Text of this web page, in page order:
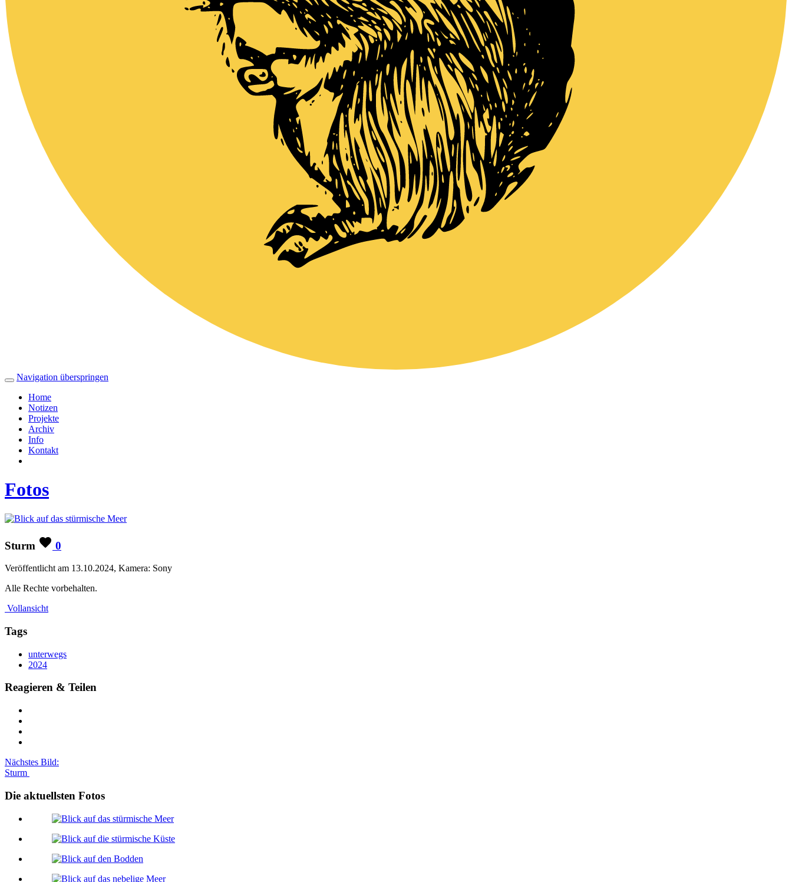
Navigation überspringen
Home
Notizen
Projekte
Archiv
Info
Kontakt
Fotos
Sturm 0
Veröffentlicht am 13.10.2024, Kamera: Sony
Alle Rechte vorbehalten.
Vollansicht
Tags
unterwegs
2024
Reagieren & Teilen
Nächstes Bild:
Sturm
Die aktuellsten Fotos